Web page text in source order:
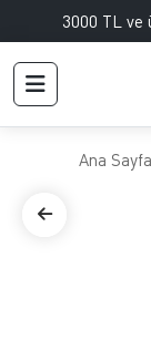
3000 TL ve
Ana Sayfa